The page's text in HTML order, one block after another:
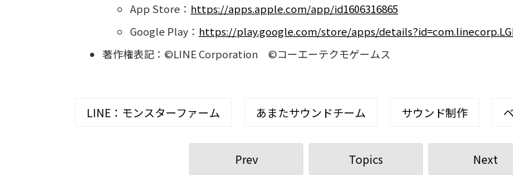
App Store： https://apps.apple.com/app/id1606316865
Google Play： https://play.google.com/store/apps/
著作権表記：©LINE Corporation ©コーエーテクモゲームス
LINE：モンスターファーム あまたサウンドチーム サウンド制作
Prev Topics Next